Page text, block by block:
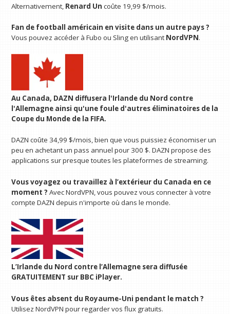
Alternativement, Renard Un coûte 19,99 $/mois.
Fan de football américain en visite dans un autre pays ?
Vous pouvez accéder à Fubo ou Sling en utilisant NordVPN.
Au Canada, DAZN diffusera l'Irlande du Nord contre
l'Allemagne ainsi qu'une foule d'autres éliminatoires de la
Coupe du Monde de la FIFA.
DAZN coûte 34,99 $/mois, bien que vous puissiez économiser un
peu en achetant un pass annuel pour 300 $. DAZN propose des
applications sur presque toutes les plateformes de streaming.
Vous voyagez ou travaillez à l’extérieur du Canada en ce
moment ?Avec NordVPN, vous pouvez vous connecter à votre
compte DAZN depuis n'importe où dans le monde.
L’Irlande du Nord contre l’Allemagne sera diffusée
GRATUITEMENT sur BBC iPlayer.
Vous êtes absent du Royaume-Uni pendant le match ?
Utilisez NordVPN pour regarder vos flux gratuits.